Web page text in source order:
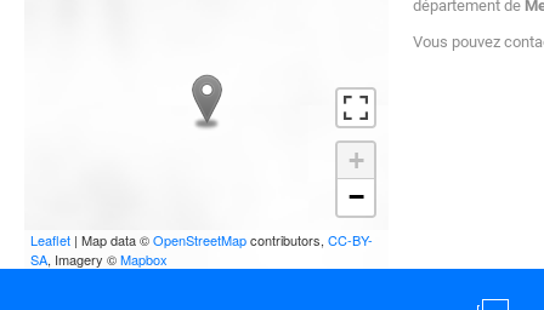
+
−
Leaflet | Map data ©OpenStreetMapcontributors, CC-BY-
SA, Imagery ©Mapbox
département de
Vous pouvez